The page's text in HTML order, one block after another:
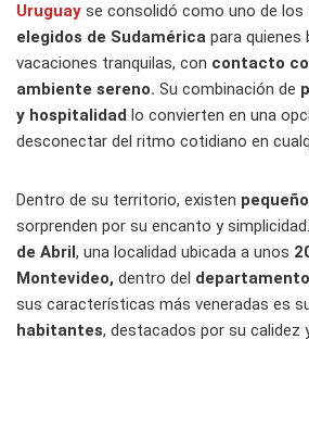
Uruguay se consolidó como uno de los
elegidos de Sudamérica para quienes
vacaciones tranquilas, con contacto
ambiente sereno. Su combinación de
y hospitalidad lo convierten en una
desconectar del ritmo cotidiano en
Dentro de su territorio, existen
sorprenden por su encanto y
de Abril, una localidad ubicada a unos
Montevideo, dentro del
sus características más veneradas es
habitantes, destacados por su calidez